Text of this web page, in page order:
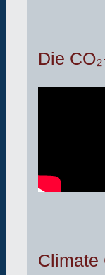
Die
Climate